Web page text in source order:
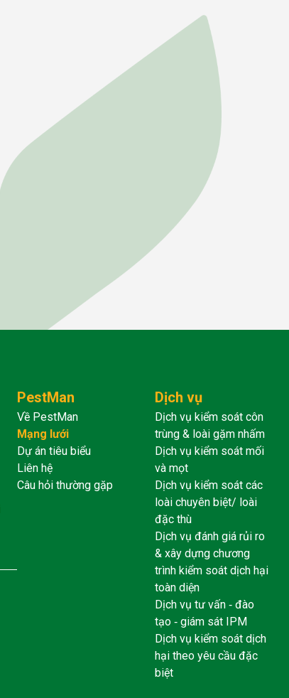
PestMan
Về PestMan
Mạng lưới
Dự án tiêu biểu
Liên hệ
Câu hỏi thường gặp
Dịch vụ
Dịch vụ kiểm soát côn
trùng & loài gặm nhấm
Dịch vụ kiểm soát mối
và mọt
Dịch vụ kiểm soát các
loài chuyên biệt/ loài
đặc thù
Dịch vụ đánh giá rủi ro
& xây dựng chương
trình kiểm soát dịch hại
toàn diện
Dịch vụ tư vấn ‐ đào
tạo ‐ giám sát IPM
Dịch vụ kiểm soát dịch
hại theo yêu cầu đặc
biệt